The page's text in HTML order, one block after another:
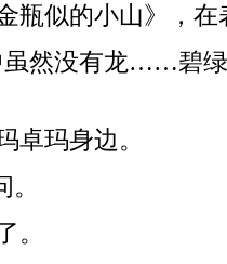
瓶似的小山》，
然没有龙……碧绿
卓玛身边。
。